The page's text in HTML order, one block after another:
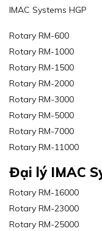
IMAC Systems HGP
Rotary RM-600
Rotary RM-1000
Rotary RM-1500
Rotary RM-2000
Rotary RM-3000
Rotary RM-5000
Rotary RM-7000
Rotary RM-11000
Đại lý IMAC
Rotary RM-16000
Rotary RM-23000
Rotary RM-25000